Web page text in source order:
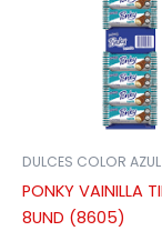
DULCES COLOR AZUL
PONKY VAINILLA
8UND (8605)